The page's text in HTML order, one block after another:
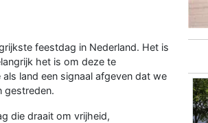
feestdag in Nederland. Het is
het is om deze te
land een signaal afgeven dat we
gestreden.
die draait om vrijheid,